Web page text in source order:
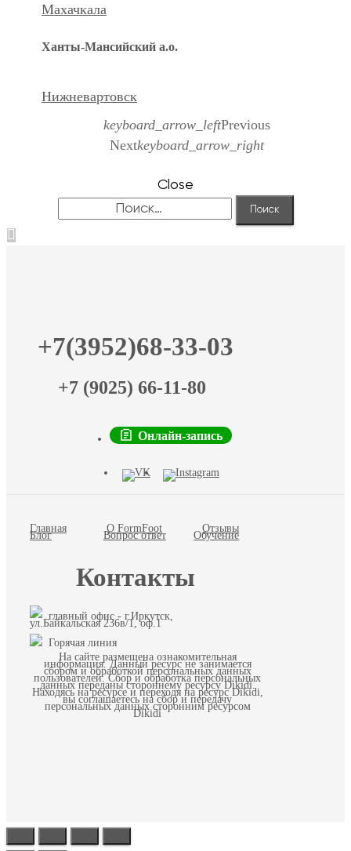
Махачкала
Ханты-Мансийский а.о.
Нижневартовск
keyboard_arrow_leftPrevious
Nextkeyboard_arrow_right
Close
+7(3952)68-33-03
+7 (9025) 66-11-80
Онлайн-запись
Главная О FormFoot Отзывы
Блог Вопрос ответ Обучение
Контакты
главный офис - г.Иркутск,
ул.Байкальская 236в/1, оф.1
Горячая линия
На сайте размещена ознакомительная
информация. Данный ресурс не занимается
сбором и обработкой персональных данных
пользователей. Сбор и обработка персональных
данных переданы стороннему ресурсу Dikidi.
Находясь на ресурсе и переходя на ресурс Dikidi,
вы соглашаетесь на сбор и передачу
персональных данных сторонним ресурсом
Dikidi